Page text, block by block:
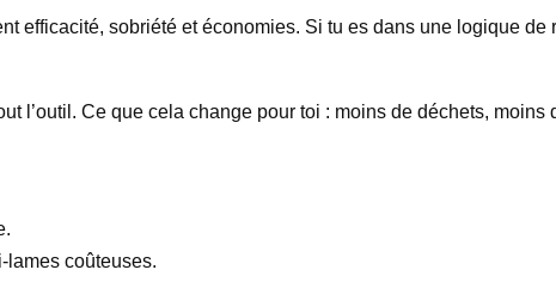
efficacité, sobriété et économies. Si tu es dans une logique
l’outil. Ce que cela change pour toi : moins de déchets,
lames coûteuses.